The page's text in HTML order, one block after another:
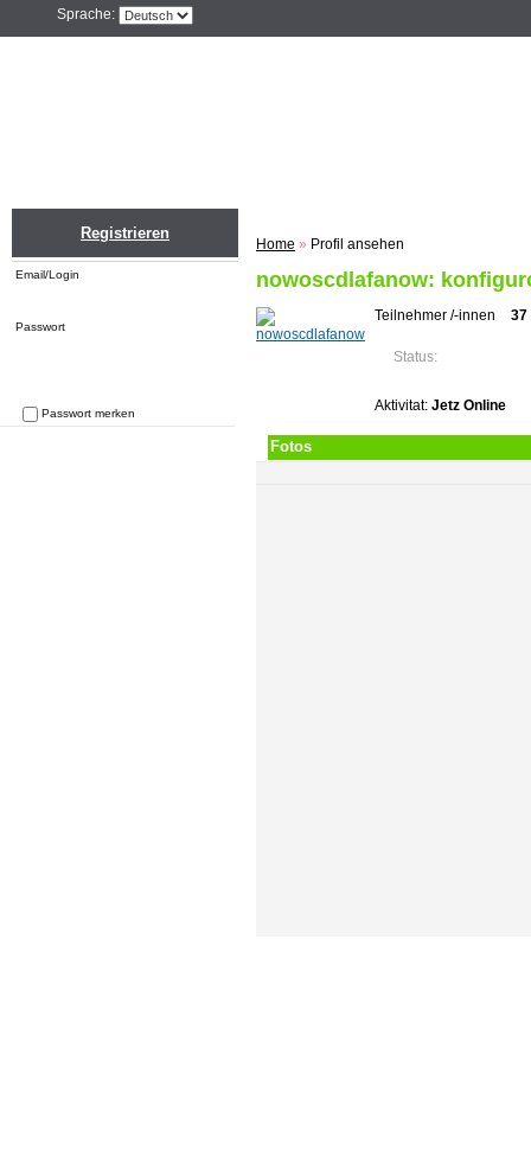
Sprache:
Registrieren
Email/Login
Passwort
Passwort merken
Home » Profil ansehen
nowoscdlafanow:
Teilnehmer /-innen 37
Status:
Aktivitat: Jetz Online
Fotos